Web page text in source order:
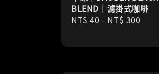
BLEND｜濾掛式咖啡
Regular
NT$ 40 - NT$ 300